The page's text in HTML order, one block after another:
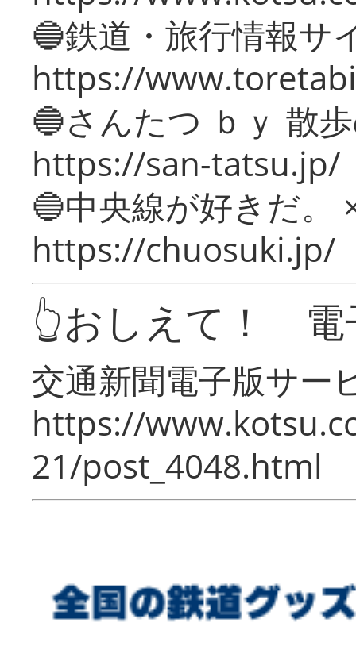
🔵鉄道・旅行情報サ
https://
🔵さんたつ ｂｙ 散
https://san-tatsu.jp/
🔵中央線が好きだ。
https://chuosuki.jp/
👆おしえて！ 電
交通新聞電子版サー
https://
21/post_4048.html